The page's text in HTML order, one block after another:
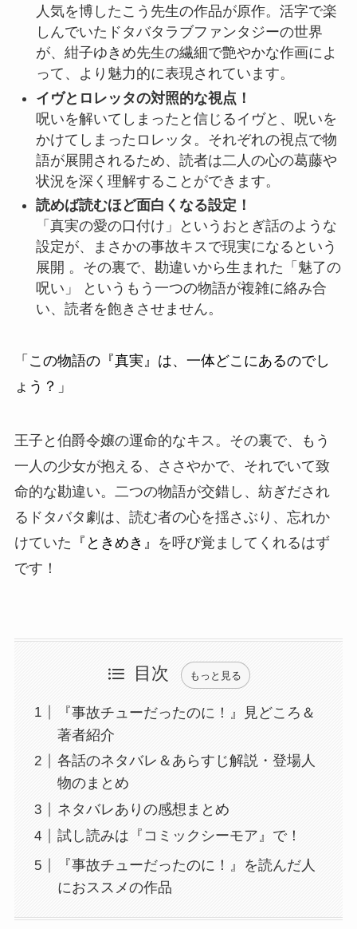
人気を博したこう先生の作品が原作。活字で楽
しんでいたドタバタラブファンタジーの世界
が、紺子ゆきめ先生の繊細で艶やかな作画によ
って、より魅力的に表現されています。
イヴとロレッタの対照的な視点！
呪いを解いてしまったと信じるイヴと、呪いを
かけてしまったロレッタ。それぞれの視点で物
語が展開されるため、読者は二人の心の葛藤や
状況を深く理解することができます。
読めば読むほど面白くなる設定！
「真実の愛の口付け」というおとぎ話のような
設定が、まさかの事故キスで現実になるという
展開 。その裏で、勘違いから生まれた「魅了の
呪い」 というもう一つの物語が複雑に絡み合
い、読者を飽きさせません。
「この物語の『真実』は、一体どこにあるのでし
ょう？」
王子と伯爵令嬢の運命的なキス。その裏で、もう
一人の少女が抱える、ささやかで、それでいて致
命的な勘違い。二つの物語が交錯し、紡ぎだされ
るドタバタ劇は、読む者の心を揺さぶり、忘れか
けていた 『ときめき』
を呼び覚ましてくれるはず
です！
目次 もっと見る
『事故チューだったのに！』見どころ＆
著者紹介
各話のネタバレ＆あらすじ解説・登場人
物のまとめ
ネタバレありの感想まとめ
試し読みは『コミックシーモア』で！
『事故チューだったのに！』を読んだ人
におススメの作品